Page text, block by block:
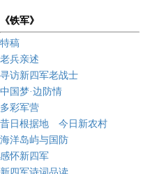
《铁军》
特稿
老兵亲述
寻访新四军老战士
中国梦·边防情
多彩军营
昔日根据地 今日新农村
海洋岛屿与国防
感怀新四军